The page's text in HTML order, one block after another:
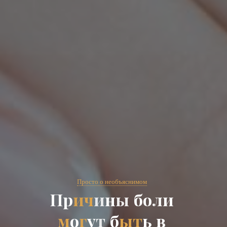
Просто о необъяснимом
Причи и
ны бо
о ли
могутбыть в